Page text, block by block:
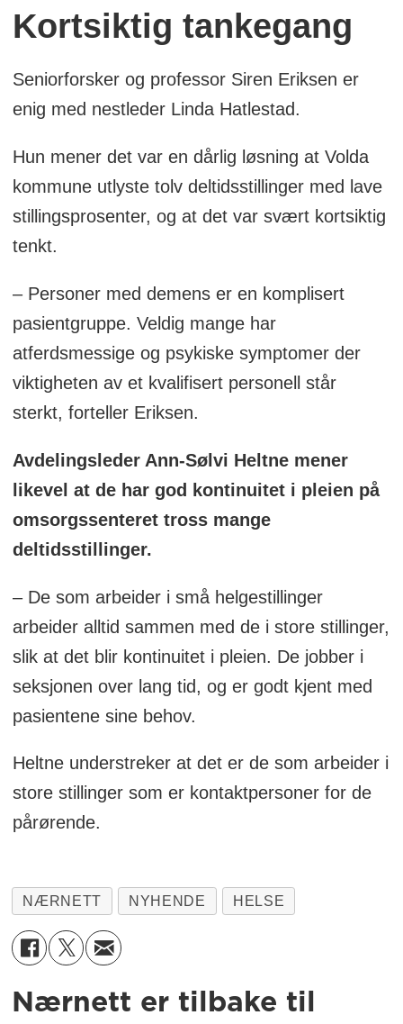
Kortsiktig tankegang
Seniorforsker og professor Siren Eriksen er
enig med nestleder Linda Hatlestad.
Hun mener det var en dårlig løsning at Volda
kommune utlyste tolv deltidsstillinger med lave
stillingsprosenter, og at det var svært kortsiktig
tenkt.
– Personer med demens er en komplisert
pasientgruppe. Veldig mange har
atferdsmessige og psykiske symptomer der
viktigheten av et kvalifisert personell står
sterkt, forteller Eriksen.
Avdelingsleder Ann-Sølvi Heltne mener
likevel at de har god kontinuitet i pleien på
omsorgssenteret tross mange
deltidsstillinger.
– De som arbeider i små helgestillinger
arbeider alltid sammen med de i store stillinger,
slik at det blir kontinuitet i pleien. De jobber i
seksjonen over lang tid, og er godt kjent med
pasientene sine behov.
Heltne understreker at det er de som arbeider i
store stillinger som er kontaktpersoner for de
pårørende.
NÆRNETT NYHENDE HELSE
Nærnett er tilbake til